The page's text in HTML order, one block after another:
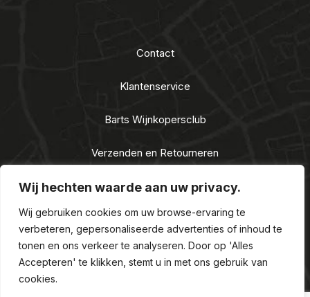
Wij hechten waarde aan uw privacy.
Wij gebruiken cookies om uw browse-ervaring te
verbeteren, gepersonaliseerde advertenties of inhoud te
tonen en ons verkeer te analyseren. Door op 'Alles
Accepteren' te klikken, stemt u in met ons gebruik van
cookies.
Contact
Klantenservice
Barts Wijnkopersclub
Verzenden en Retourneren
Algemene voorwaarden
Privacy Statement
Nieuwe Alcoholwet 2021